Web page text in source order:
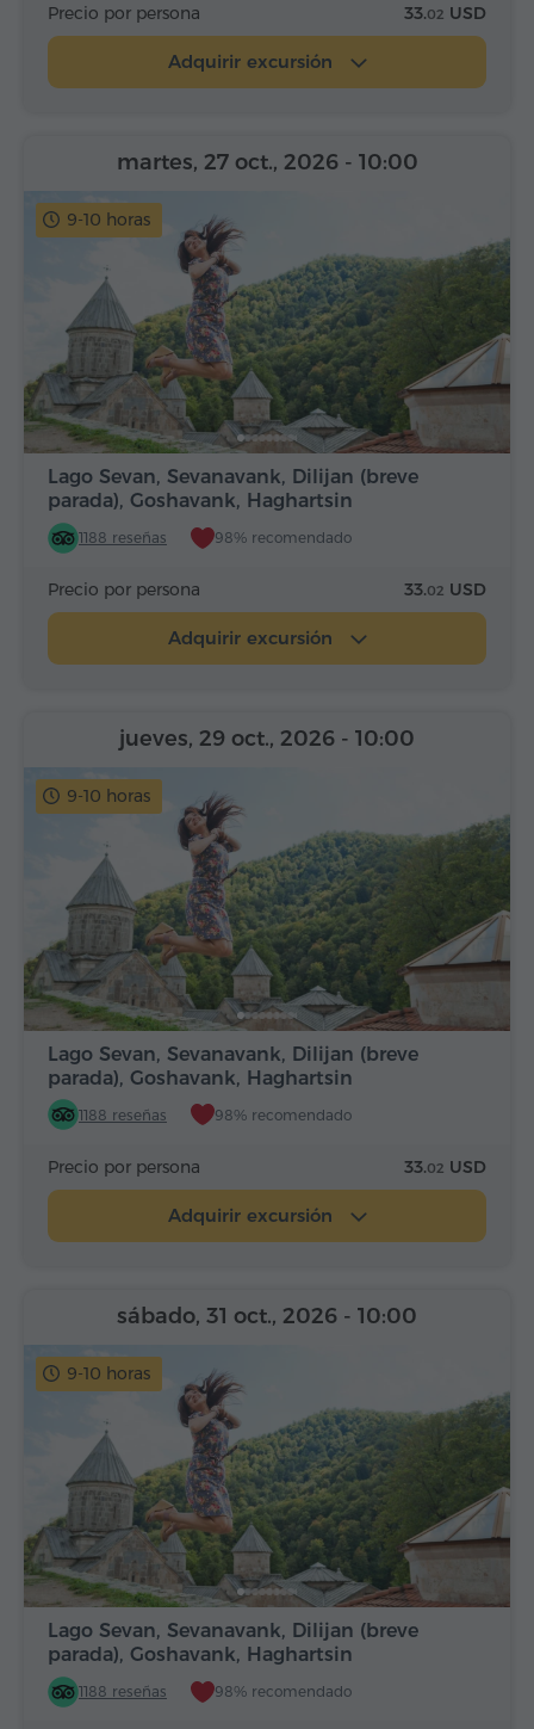
Precio por persona 33.02 USD
Adquirir excursión
9-10 horas
Lago Sevan, Sevanavank, Dilijan (breve
parada), Goshavank, Haghartsin
1188 reseñas 98% recomendado
martes, 27 oct., 2026 - 10:00
Precio por persona 33.02 USD
Adquirir excursión
9-10 horas
Lago Sevan, Sevanavank, Dilijan (breve
parada), Goshavank, Haghartsin
1188 reseñas 98% recomendado
jueves, 29 oct., 2026 - 10:00
Precio por persona 33.02 USD
Adquirir excursión
9-10 horas
Lago Sevan, Sevanavank, Dilijan (breve
parada), Goshavank, Haghartsin
1188 reseñas 98% recomendado
sábado, 31 oct., 2026 - 10:00